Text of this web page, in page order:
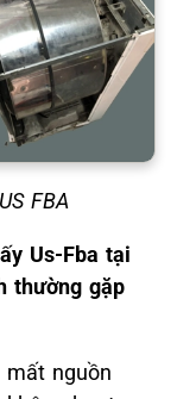
FBA
Us-Fba tại
thường gặp
mất nguồn